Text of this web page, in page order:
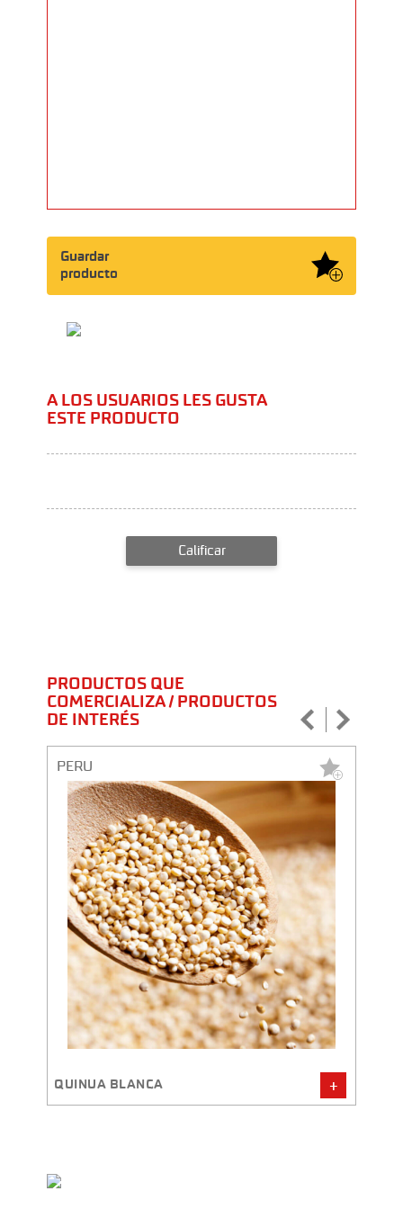
Guardar
producto
A LOS USUARIOS LES GUSTA
ESTE PRODUCTO
Calificar
PRODUCTOS QUE
COMERCIALIZA / PRODUCTOS
DE INTERÉS
PERU
QUINUA BLANCA